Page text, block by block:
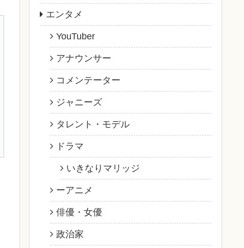
エンタメ
YouTuber
アナウンサー
コメンテーター
ジャニーズ
タレント・モデル
ドラマ
いきなりマリッジ
ーアニメ
俳優・女優
政治家